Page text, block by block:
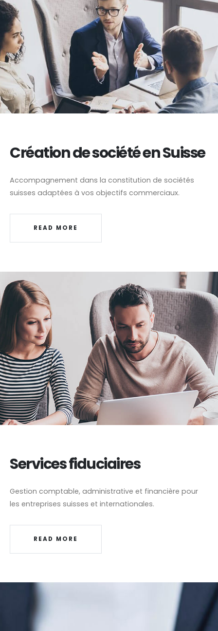
Création de société en Suisse
Accompagnement dans la constitution de sociétés
suisses adaptées à vos objectifs commerciaux.
READ MORE
Services fiduciaires
Gestion comptable, administrative et financière pour
les entreprises suisses et internationales.
READ MORE